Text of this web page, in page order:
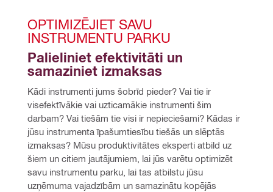
OPTIMIZĒJIET SAVU
INSTRUMENTU PARKU
Palieliniet efektivitāti un
samaziniet izmaksas
Kādi instrumenti jums šobrīd pieder? Vai tie ir
visefektīvākie vai uzticamākie instrumenti šim
darbam? Vai tiešām tie visi ir nepieciešami? Kādas ir
jūsu instrumenta īpašumtiesību tiešās un slēptās
izmaksas? Mūsu produktivitātes eksperti atbild uz
šiem un citiem jautājumiem, lai jūs varētu optimizēt
savu instrumentu parku, lai tas atbilstu jūsu
uzņēmuma vajadzībām un samazinātu kopējās